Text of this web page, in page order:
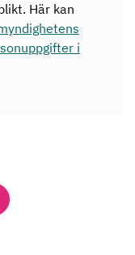
Här kan
i